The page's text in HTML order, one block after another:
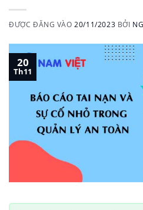
ĐƯỢC ĐĂNG VÀO20/11/2023 BỞI
20
Th11